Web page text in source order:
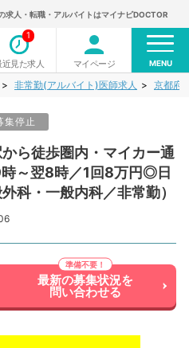
求人・転職・アルバイトはマイナビDOCTOR
近見た求人
1
マイページ MENU
非常勤(アルバイト)医師求人 京都府
集停止
ら徒歩圏内・マイカー通
～翌8時／1回8万円◎日
科・一般内科／非常勤）
最新の募集状況を
問い合わせる